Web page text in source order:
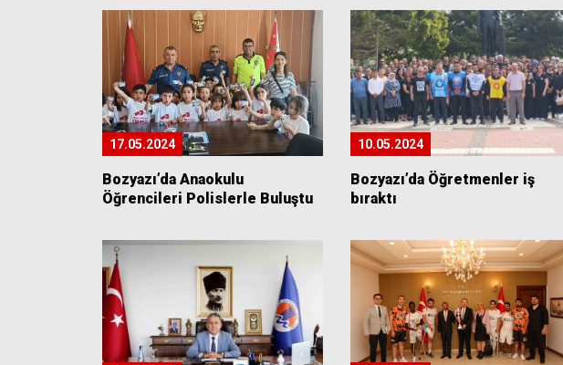
17.05.2024
Bozyazı’da Anaokulu
Öğrencileri Polislerle Buluştu
10.05.2024
Bozyazı’da Öğretmenler iş
bıraktı